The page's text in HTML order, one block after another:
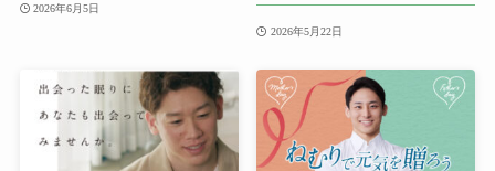
2026年6月5日
2026年5月22日